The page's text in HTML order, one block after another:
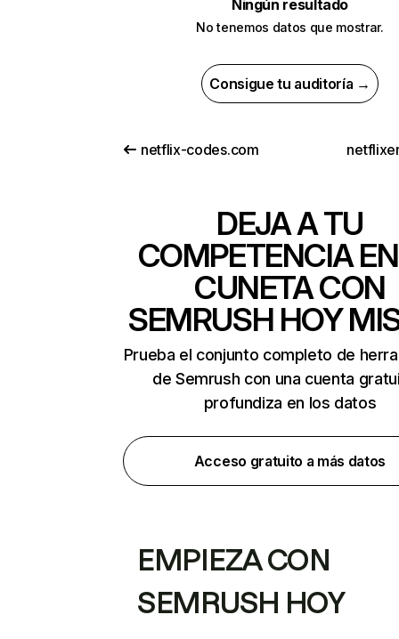
Ningún resultado
No tenemos datos que mostrar.
Consigue tu auditoría →
netflix-codes.com
DEJA A TU
COMPETENCIA
CUNETA CON
SEMRUSH HOY
Prueba el conjunto completo de
de Semrush con una cuenta
profundiza en los datos
Acceso gratuito a más datos
EMPIEZA CON
SEMRUSH HOY